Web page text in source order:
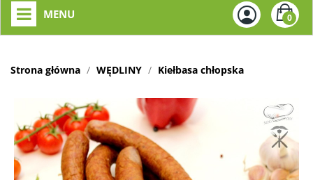
0
MENU
Strona główna WĘDLINY Kiełbasa chłopska